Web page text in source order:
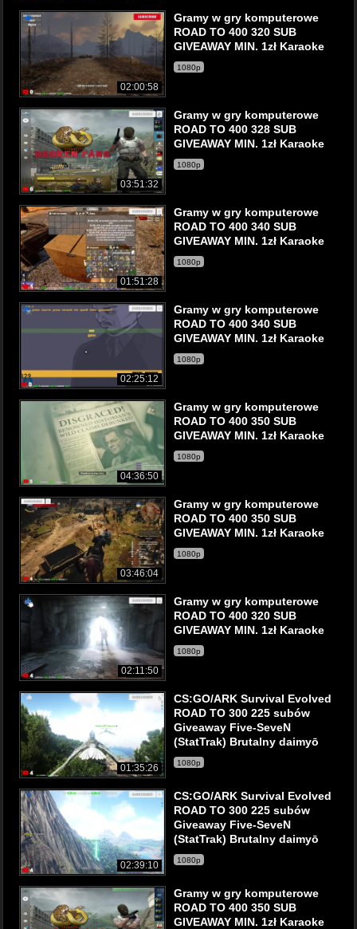
02:00:58
Gramy w gry komputerowe
ROAD TO 400 320 SUB
GIVEAWAY MIN. 1zł Karaoke
1080p
03:51:32
Gramy w gry komputerowe
ROAD TO 400 328 SUB
GIVEAWAY MIN. 1zł Karaoke
1080p
01:51:28
Gramy w gry komputerowe
ROAD TO 400 340 SUB
GIVEAWAY MIN. 1zł Karaoke
1080p
02:25:12
Gramy w gry komputerowe
ROAD TO 400 340 SUB
GIVEAWAY MIN. 1zł Karaoke
1080p
04:36:50
Gramy w gry komputerowe
ROAD TO 400 350 SUB
GIVEAWAY MIN. 1zł Karaoke
1080p
03:46:04
Gramy w gry komputerowe
ROAD TO 400 350 SUB
GIVEAWAY MIN. 1zł Karaoke
1080p
02:11:50
Gramy w gry komputerowe
ROAD TO 400 320 SUB
GIVEAWAY MIN. 1zł Karaoke
1080p
01:35:26
CS:GO/ARK Survival Evolved
ROAD TO 300 225 subów
Giveaway Five-SeveN
(StatTrak) Brutalny daimyō
1080p
02:39:10
CS:GO/ARK Survival Evolved
ROAD TO 300 225 subów
Giveaway Five-SeveN
(StatTrak) Brutalny daimyō
1080p
Gramy w gry komputerowe
ROAD TO 400 350 SUB
GIVEAWAY MIN. 1zł Karaoke